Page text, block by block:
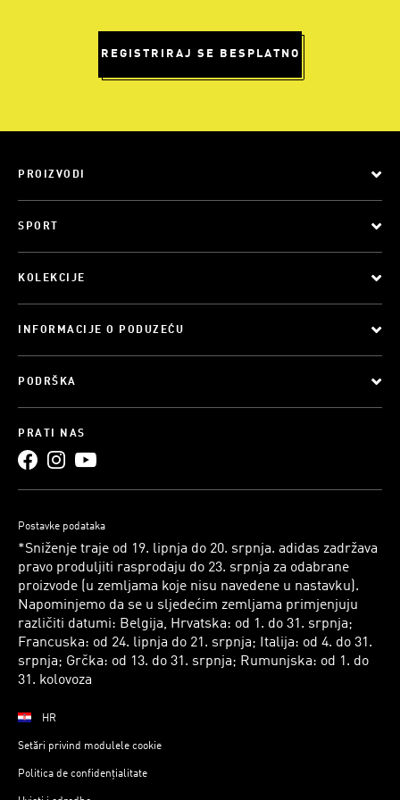
REGISTRIRAJ SE BESPLATNO
PROIZVODI
SPORT
KOLEKCIJE
INFORMACIJE O PODUZEĆU
PODRŠKA
PRATI NAS
Postavke podataka
*Sniženje traje od 19. lipnja do 20. srpnja. adidas zadržava
pravo produljiti rasprodaju do 23. srpnja za odabrane
proizvode (u zemljama koje nisu navedene u nastavku).
Napominjemo da se u sljedećim zemljama primjenjuju
različiti datumi: Belgija, Hrvatska: od 1. do 31. srpnja;
Francuska: od 24. lipnja do 21. srpnja; Italija: od 4. do 31.
srpnja; Grčka: od 13. do 31. srpnja; Rumunjska: od 1. do
31. kolovoza
HR
Setări privind modulele cookie
Politica de confidențialitate